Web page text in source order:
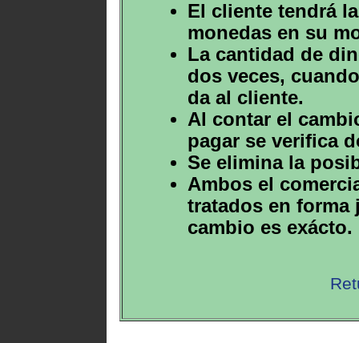
El cliente tendrá
monedas en su
La cantidad de
dos veces,
da al cliente.
Al contar el
pagar se verifica
Se elimina la
Ambos el
tratados en forma
cambio es exácto.